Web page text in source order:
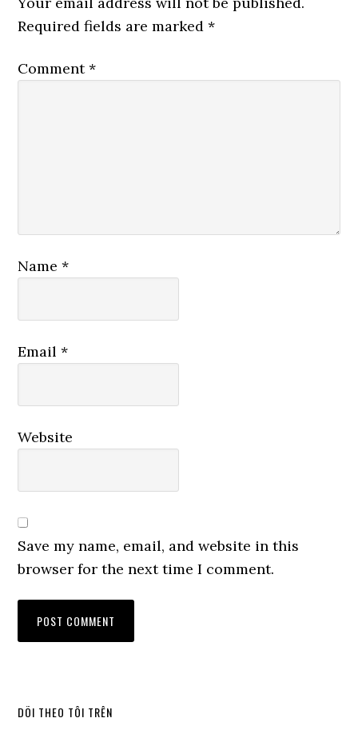
Required fields are marked*
Comment*
Name*
Email*
Website
Save my name, email, and website in this
browser for the next time I comment.
Primary
DÕI THEO TÔI TRÊN